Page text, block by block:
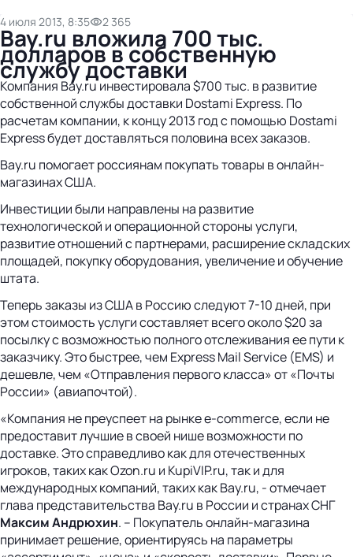
4 июля 2013, 8:35 2 365
Bay.ru вложила 700 тыс.
долларов в собственную
службу доставки
Компания Bay.ru инвестировала $700 тыс. в развитие
собственной службы доставки Dostami Express. По
расчетам компании, к концу 2013 год с помощью Dostami
Express будет доставляться половина всех заказов.
Bay.ru помогает россиянам покупать товары в онлайн-
магазинах США.
Инвестиции были направлены на развитие
технологической и операционной стороны услуги,
развитие отношений с партнерами, расширение складских
площадей, покупку оборудования, увеличение и обучение
штата.
Теперь заказы из США в Россию следуют 7-10 дней, при
этом стоимость услуги составляет всего около $20 за
посылку с возможностью полного отслеживания ее пути к
заказчику. Это быстрее, чем Express Mail Service (EMS) и
дешевле, чем «Отправления первого класса» от «Почты
России» (авиапочтой).
«Компания не преуспеет на рынке e-commerce, если не
предоставит лучшие в своей нише возможности по
доставке. Это справедливо как для отечественных
игроков, таких как Ozon.ru и KupiVIP.ru, так и для
международных компаний, таких как Bay.ru, - отмечает
глава представительства Bay.ru в России и странах СНГ
Максим Андрюхин. – Покупатель онлайн-магазина
принимает решение, ориентируясь на параметры